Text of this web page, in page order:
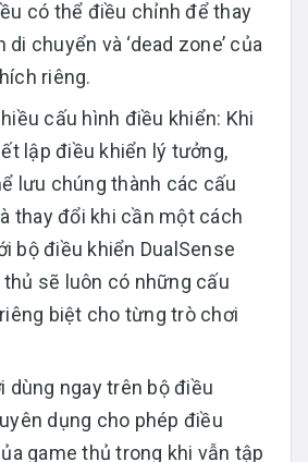
có thể điều chỉnh để thay
chuyển và ‘dead zone’ của
riêng.
cấu hình điều khiển: Khi
lập điều khiển lý tưởng,
lưu chúng thành các cấu
thay đổi khi cần một cách
bộ điều khiển DualSense
thủ sẽ luôn có những cấu
biệt cho từng trò chơi
dùng ngay trên bộ điều
dụng cho phép điều
game thủ trong khi vẫn tập